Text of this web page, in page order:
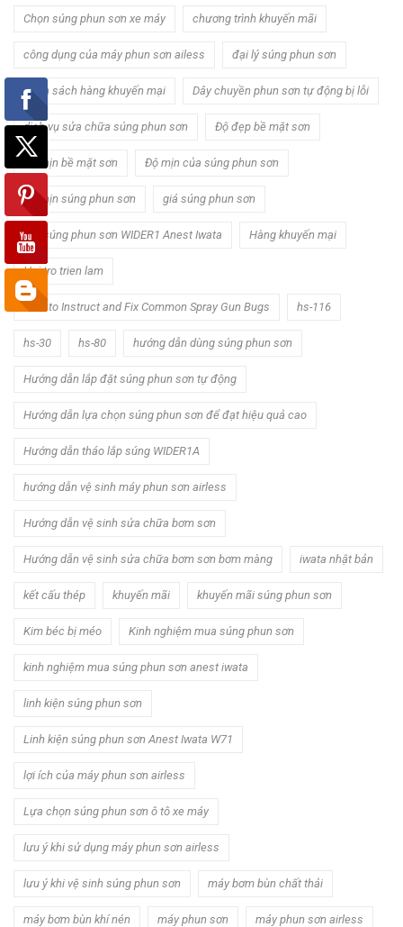
Chọn súng phun sơn xe máy chương trình khuyến mãi
công dụng của máy phun sơn ailess đại lý súng phun sơn
Danh sách hàng khuyến mại Dây chuyền phun sơn tự động bị lỗi
dịch vụ sửa chữa súng phun sơn Độ đẹp bề mặt sơn
Độ mịn bề mặt sơn Độ mịn của súng phun sơn
Độ mịn súng phun sơn giá súng phun sơn
Giá súng phun sơn WIDER1 Anest Iwata Hàng khuyến mại
Hoi tro trien lam
How to Instruct and Fix Common Spray Gun Bugs hs-116
hs-30 hs-80 hướng dẫn dùng súng phun sơn
Hướng dẫn lắp đặt súng phun sơn tự động
Hướng dẫn lựa chọn súng phun sơn để đạt hiệu quả cao
Hướng dẫn tháo lắp súng WIDER1A
hướng dẫn vệ sinh máy phun sơn airless
Hướng dẫn vệ sinh sửa chữa bơm sơn
Hướng dẫn vệ sinh sửa chữa bơm sơn bơm màng iwata nhật bản
kết cấu thép khuyến mãi khuyến mãi súng phun sơn
Kim béc bị méo Kinh nghiệm mua súng phun sơn
kinh nghiệm mua súng phun sơn anest iwata
linh kiện súng phun sơn
Linh kiện súng phun sơn Anest Iwata W71
lợi ích của máy phun sơn airless
Lựa chọn súng phun sơn ô tô xe máy
lưu ý khi sử dụng máy phun sơn airless
lưu ý khi vệ sinh súng phun sơn máy bơm bùn chất thải
máy bơm bùn khí nén máy phun sơn máy phun sơn airless